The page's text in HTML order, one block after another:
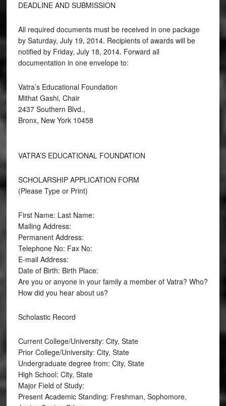
DEADLINE AND SUBMISSION
All required documents must be received in one package
by Saturday, July 19, 2014. Recipients of awards will be
notified by Friday, July 18, 2014. Forward all
documentation in one envelope to:
Vatra’s Educational Foundation
Mithat Gashi, Chair
2437 Southern Blvd.,
Bronx, New York 10458
VATRA’S EDUCATIONAL FOUNDATION
SCHOLARSHIP APPLICATION FORM
(Please Type or Print)
First Name: Last Name:
Mailing Address:
Permanent Address:
Telephone No: Fax No:
E-mail Address:
Date of Birth: Birth Place:
Are you or anyone in your family a member of Vatra? Who?
How did you hear about us?
Scholastic Record
Current College/University: City, State
Prior College/University: City, State
Undergraduate degree from: City, State
High School: City, State
Major Field of Study:
Present Academic Standing: Freshman, Sophomore,